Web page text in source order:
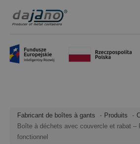
Fabricant de boîtes à gants Produits
Boîte à déchets avec couvercle et rabat –
fonctionnel